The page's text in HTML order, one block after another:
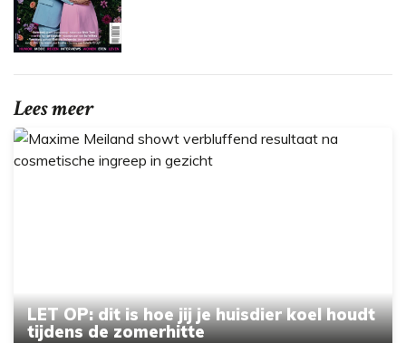
Lees meer
LET OP: dit is hoe jij je huisdier koel houdt
tijdens de zomerhitte